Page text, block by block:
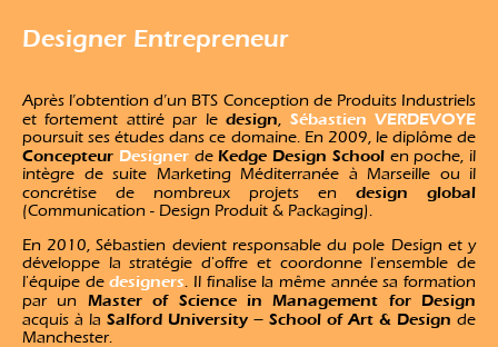
Designer Entrepreneur
Après l’obtention d’un BTS Conception de Produits Industriels
et fortement attiré par ledesign Sébastien VERDEVOYE
poursuit ses études dans ce domaine. En 2009, le diplôme de
Concepteur Designer de Kedge Design Schoolen poche, il
intègre de suite Marketing Méditerranée à Marseille ou il
concrétise de nombreux projets en design global
(Communication - Design Produit & Packaging).
En 2010, Sébastien devient responsable du pole Design et y
développe la stratégie d'offre et coordonne l'ensemble de
l'équipe dedesigners . Il finalise la même année sa formation
par un Master of Science in Management for Design
acquis à la Salford University – School of Art & Design de
Manchester.